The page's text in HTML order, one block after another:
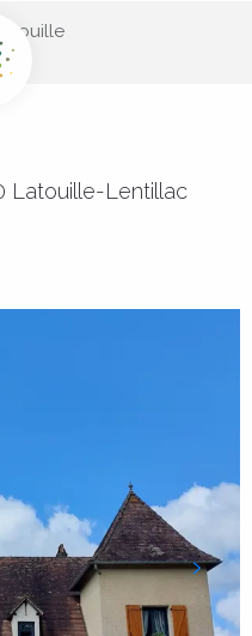
Latouille-Lentillac